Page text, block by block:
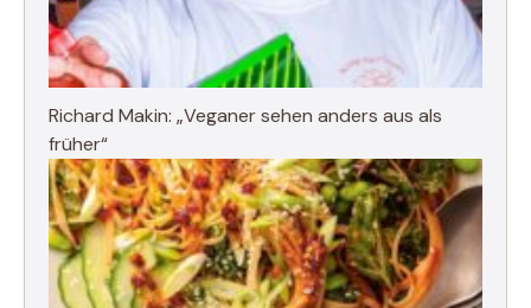
Richard Makin: „Veganer sehen anders aus als
früher“